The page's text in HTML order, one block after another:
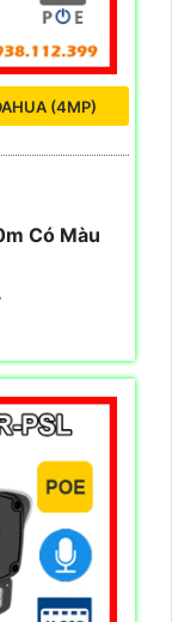
(4MP)
Có Màu